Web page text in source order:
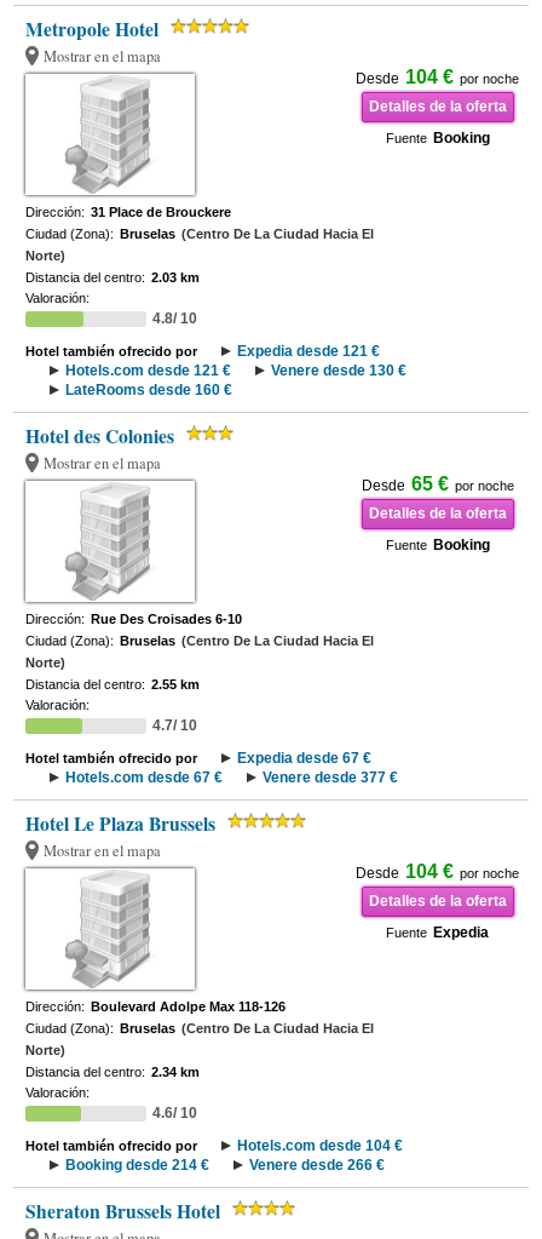
Metropole Hotel
Mostrar en el mapa
Desde 104 € por noche
Detalles de la oferta
Fuente Booking
Dirección: 31 Place de Brouckere
Ciudad (Zona): Bruselas (Centro De La Ciudad Hacia El
Norte)
Distancia del centro: 2.03 km
Valoración:
4.8/ 10
Hotel también ofrecido por
Expedia desde 121 €
Hotels.com desde 121 €
Venere desde 130 €
LateRooms desde 160 €
Hotel des Colonies
Mostrar en el mapa
Desde 65 € por noche
Detalles de la oferta
Fuente Booking
Dirección: Rue Des Croisades 6-10
Ciudad (Zona): Bruselas (Centro De La Ciudad Hacia El
Norte)
Distancia del centro: 2.55 km
Valoración:
4.7/ 10
Hotel también ofrecido por
Expedia desde 67 €
Hotels.com desde 67 €
Venere desde 377 €
Hotel Le Plaza Brussels
Mostrar en el mapa
Desde 104 € por noche
Detalles de la oferta
Fuente Expedia
Dirección: Boulevard Adolpe Max 118-126
Ciudad (Zona): Bruselas (Centro De La Ciudad Hacia El
Norte)
Distancia del centro: 2.34 km
Valoración:
4.6/ 10
Hotel también ofrecido por
Hotels.com desde 104 €
Booking desde 214 €
Venere desde 266 €
Sheraton Brussels Hotel